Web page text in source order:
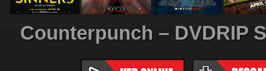
Counterpunch – DVDRIP